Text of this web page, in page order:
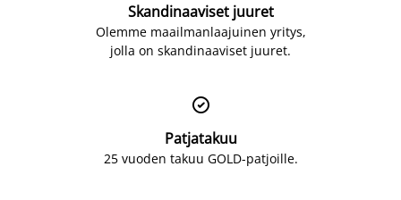
Skandinaaviset juuret
Olemme maailmanlaajuinen yritys,
jolla on skandinaaviset juuret.

Patjatakuu
25 vuoden takuu GOLD-patjoille.